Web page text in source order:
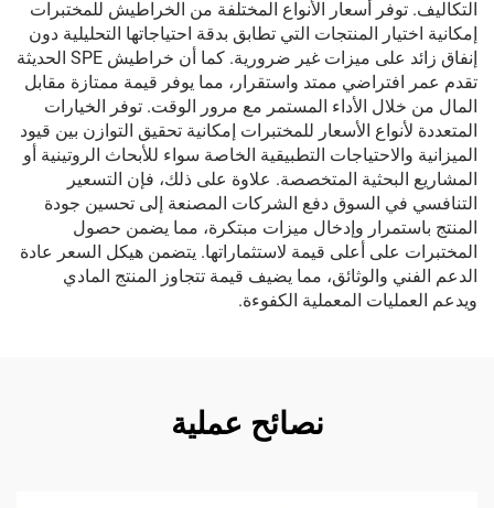
التكاليف. توفر أسعار الأنواع المختلفة من الخراطيش للمختبرات
إمكانية اختيار المنتجات التي تطابق بدقة احتياجاتها التحليلية دون
إنفاق زائد على ميزات غير ضرورية. كما أن خراطيش SPE الحديثة
تقدم عمر افتراضي ممتد واستقرار، مما يوفر قيمة ممتازة مقابل
المال من خلال الأداء المستمر مع مرور الوقت. توفر الخيارات
المتعددة لأنواع الأسعار للمختبرات إمكانية تحقيق التوازن بين قيود
الميزانية والاحتياجات التطبيقية الخاصة سواء للأبحاث الروتينية أو
المشاريع البحثية المتخصصة. علاوة على ذلك، فإن التسعير
التنافسي في السوق دفع الشركات المصنعة إلى تحسين جودة
المنتج باستمرار وإدخال ميزات مبتكرة، مما يضمن حصول
المختبرات على أعلى قيمة لاستثماراتها. يتضمن هيكل السعر عادة
الدعم الفني والوثائق، مما يضيف قيمة تتجاوز المنتج المادي
ويدعم العمليات المعملية الكفوءة.
نصائح عملية